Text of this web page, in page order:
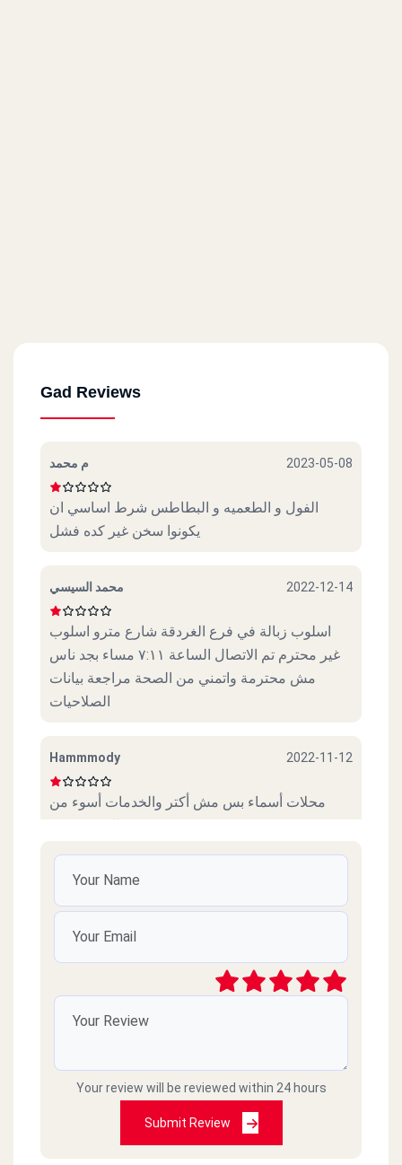
Gad Reviews
م محمد 2023-05-08
الفول و الطعميه و البطاطس شرط اساسي ان
يكونوا سخن غير كده فشل
محمد السيسي 2022-12-14
اسلوب زبالة في فرع الغردقة شارع مترو اسلوب
غير محترم تم الاتصال الساعة ٧:١١ مساء بجد ناس
مش محترمة واتمني من الصحة مراجعة بيانات
الصلاحيات
Hammmody 2022-11-12
محلات أسماء بس مش أكتر والخدمات أسوء من
محمد ابراهيم محمد
الفرع ادمي فاضي بس هو ده عيب الإدارة المصرية
فعلا حاجة تقرف 01093532250 ده رقمي
طلبنا اكل وماجاش وصارو ما يردو على التلفون
Your review will be reviewed within 24 hours
Submit Review